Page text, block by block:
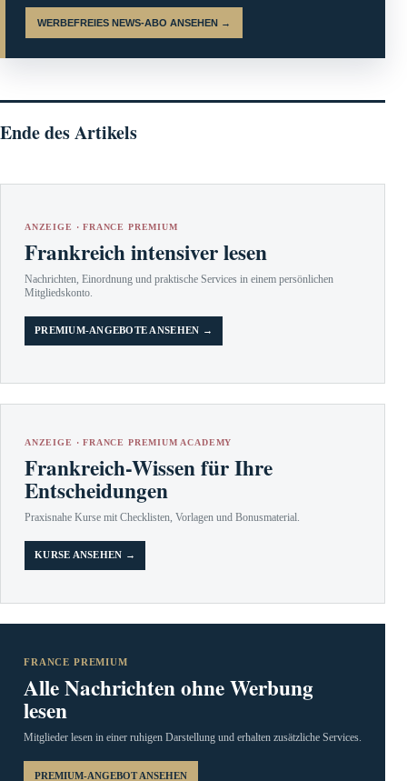
WERBEFREIES NEWS-ABO ANSEHEN →
Ende des Artikels
ANZEIGE · FRANCE PREMIUM
Frankreich intensiver lesen
Nachrichten, Einordnung und praktische Services in einem persönlichen
Mitgliedskonto.
PREMIUM-ANGEBOTE ANSEHEN →
ANZEIGE · FRANCE PREMIUM ACADEMY
Frankreich-Wissen für Ihre
Entscheidungen
Praxisnahe Kurse mit Checklisten, Vorlagen und Bonusmaterial.
KURSE ANSEHEN →
FRANCE PREMIUM
Alle Nachrichten ohne Werbung
lesen
Mitglieder lesen in einer ruhigen Darstellung und erhalten zusätzliche Services.
PREMIUM-ANGEBOT ANSEHEN